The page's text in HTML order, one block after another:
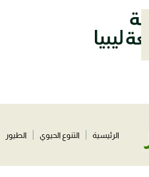
الرئيسية التنوع الحيوي الطيور